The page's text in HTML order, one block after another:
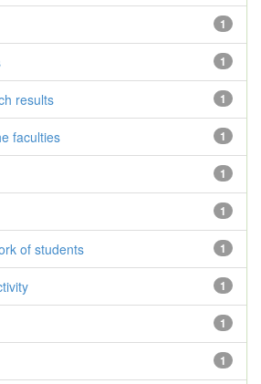
1
1
1
results
1
faculties
1
1
1
of students
1
1
1